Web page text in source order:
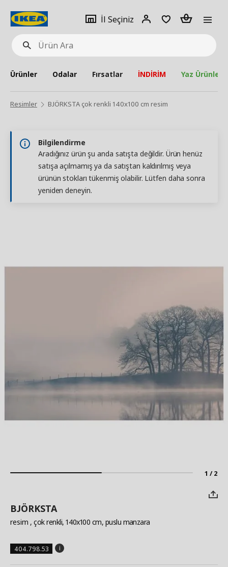
Ürün
Ara
İl Seçiniz
Giriş
Adet
Ürünler Odalar Fırsatlar İNDİRİM Yaz Ürünleri
Resimler BJÖRKSTA çok renkli 140x100 cm resim
Bilgilendirme
Aradığınız ürün şu anda satışta değildir. Ürün henüz
satışa açılmamış ya da satıştan kaldırılmış veya
ürünün stokları tükenmiş olabilir. Lütfen daha sonra
yeniden deneyin.
1 / 2
BJÖRKSTA
resim , çok renkli, 140x100 cm, puslu manzara
404.798.53